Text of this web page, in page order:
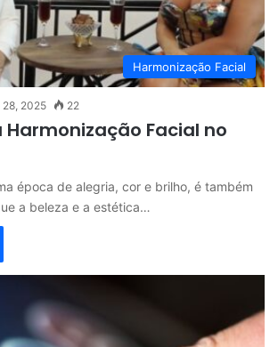
Harmonização Facial
28, 2025 22
Harmonização Facial no
época de alegria, cor e brilho, é também
a beleza e a estética…